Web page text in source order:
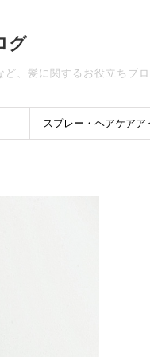
グ
、髪に関するお役立ちブロ
スプレー・ヘアケアア